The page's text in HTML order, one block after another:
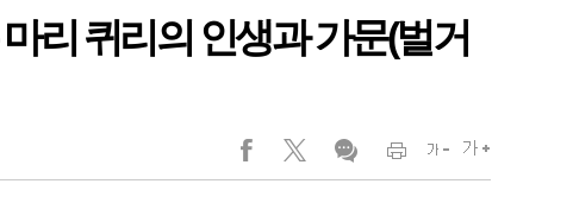
리 퀴리의 인생과 가문(벌거